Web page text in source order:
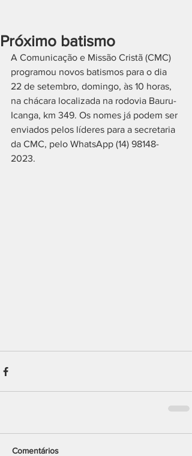
Próximo batismo
A Comunicação e Missão Cristã (CMC)
programou novos batismos para o dia
22 de setembro, domingo, às 10 horas,
na chácara localizada na rodovia Bauru-
Icanga, km 349. Os nomes já podem ser
enviados pelos líderes para a secretaria
da CMC, pelo WhatsApp (14) 98148-
2023.
Comentários